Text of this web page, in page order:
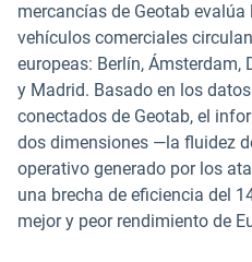
mercancías de Geotab
vehículos comerciales
europeas: Berlín, Ámsterdam,
y Madrid. Basado en los
conectados de Geotab, el
dos dimensiones —la fluidez
operativo generado por los
una brecha de eficiencia del
mejor y peor rendimiento de